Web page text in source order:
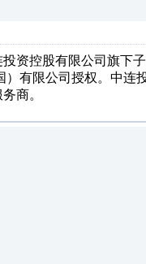
资控股有限公司旗下
有限公司授权。中连
商。